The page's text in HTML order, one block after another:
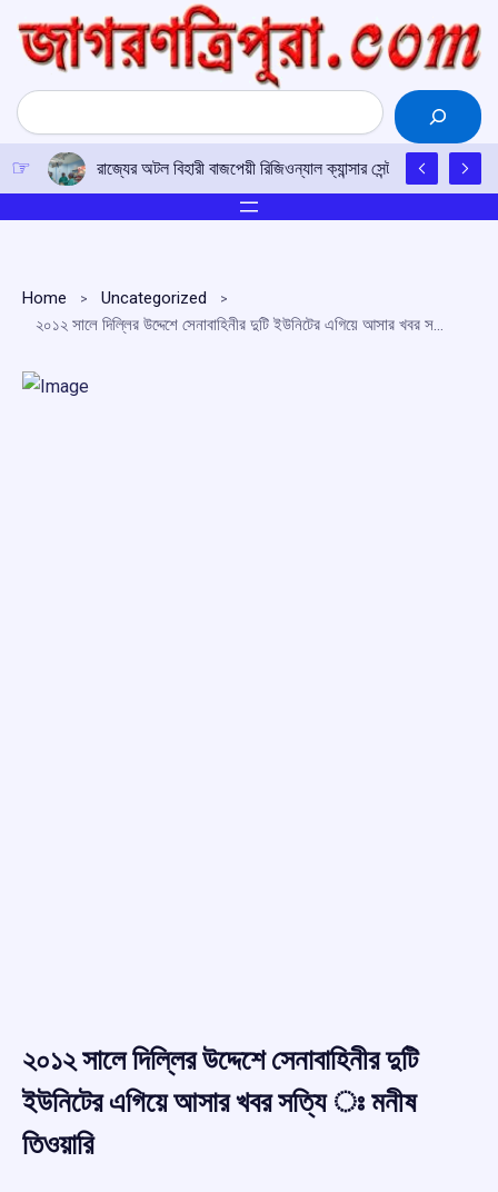
content
Search
রাজ্যের অটল বিহারী বাজপেয়ী রিজিওন্যাল ক্যান্সার সেন্টারে উত্তর-
Home
Uncategorized
২০১২ সালে দিল্লির উদ্দেশে সেনাবাহিনীর দুটি ইউনিটের এগিয়ে আসার খবর সত্যি ঃ মনীষ তিওয়ারি
২০১২ সালে দিল্লির উদ্দেশে সেনাবাহিনীর দুটি
ইউনিটের এগিয়ে আসার খবর সত্যি ঃ মনীষ
তিওয়ারি